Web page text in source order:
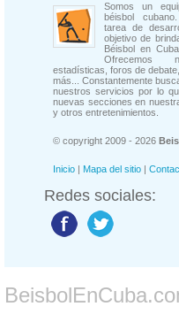
Somos un
béisbol
tarea de
objetivo de
Béisbol en
Ofrecemos
estadísticas, foros de
más... Constantemente
nuestros servicios por lo
nuevas secciones en
y otros entretenimientos.
© copyright 2009 - 2026
Inicio | Mapa del sitio |
Redes sociales: